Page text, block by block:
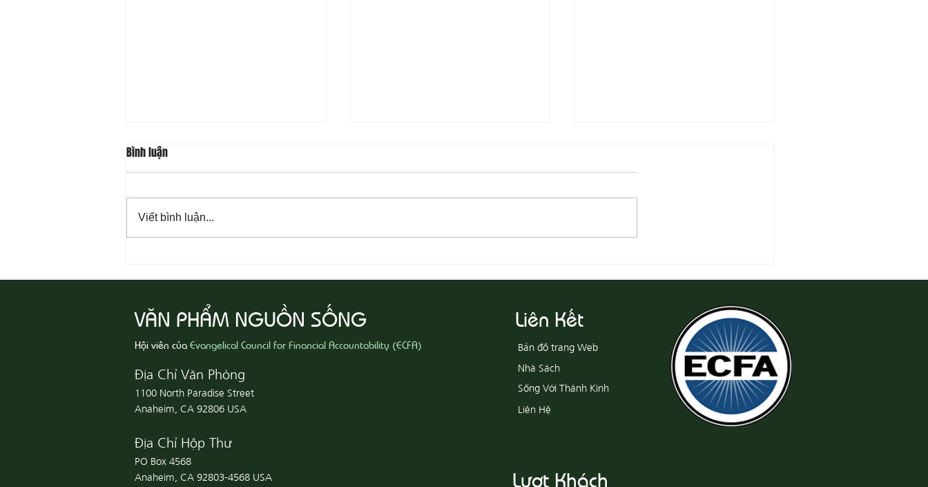
08-07 Nhân Từ Và Chân Thật
Khổ
Bình luận
Viết bình luận...
VĂN PHẨM NGUỒN SỐNG
Hội viên củaEvangelical Council for Financial Accountability (ECFA)
Địa Chỉ Văn Phòng
1100 North Paradise Street
Anaheim, CA 92806 USA
Địa Chỉ Hộp Thư
PO Box 4568
Anaheim, CA 92803-4568 USA
Liên Kết
Bản đồ trang Web
Nhà Sách
Sống Với Thánh Kinh
Liên Hệ
Lượt Khách